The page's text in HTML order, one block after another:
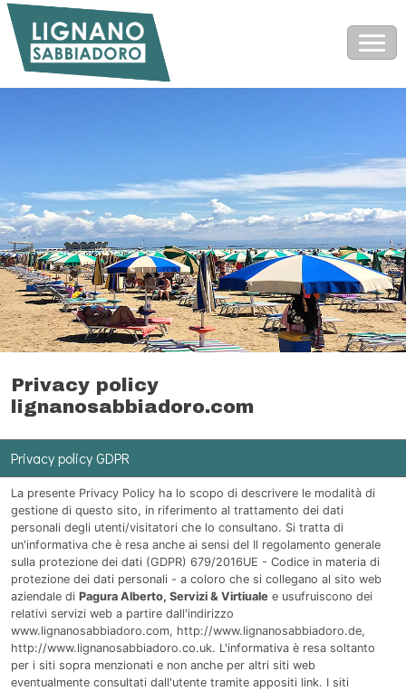
Privacy policy
lignanosabbiadoro.com
Privacy policy GDPR
La presente Privacy Policy ha lo scopo di descrivere le modalità di
gestione di questo sito, in riferimento al trattamento dei dati
personali degli utenti/visitatori che lo consultano. Si tratta di
un'informativa che è resa anche ai sensi del Il regolamento generale
sulla protezione dei dati (GDPR) 679/2016UE - Codice in materia di
protezione dei dati personali - a coloro che si collegano al sito web
aziendale di Pagura Alberto, Servizi & Virtiuale e usufruiscono dei
relativi servizi web a partire dall'indirizzo
www.lignanosabbiadoro.com, http://www.lignanosabbiadoro.de,
http://www.lignanosabbiadoro.co.uk. L'informativa è resa soltanto
per i siti sopra menzionati e non anche per altri siti web
eventualmente consultati dall'utente tramite appositi link. I siti